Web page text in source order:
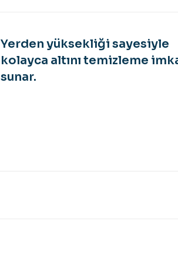
Yerden yüksekliği sayesiyle
kolayca altını temizleme
sunar.